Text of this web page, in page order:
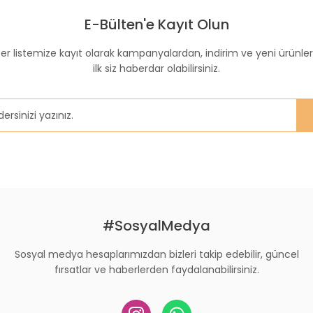
Yorum Yaz
E-Bülten'e Kayıt Olun
listemize kayıt olarak kampanyalardan, indirim ve yeni
ilk siz haberdar olabilirsiniz.
#SosyalMedya
Sosyal medya hesaplarımızdan bizleri takip edebilir, güncel
fırsatlar ve haberlerden faydalanabilirsiniz.